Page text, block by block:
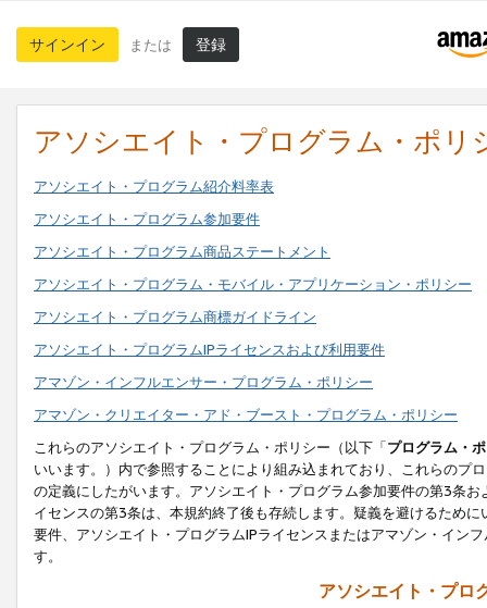
サインイン または 登録
アソシエイト・プログラム・ポリ
アソシエイト・プログラム紹介料率表
アソシエイト・プログラム参加要件
アソシエイト・プログラム商品ステートメント
アソシエイト・プログラム・モバイル・アプリケーション・ポリシー
アソシエイト・プログラム商標ガイドライン
アソシエイト・プログラムIPライセンスおよび利用要件
アマゾン・インフルエンサー・プログラム・ポリシー
アマゾン・クリエイター・アド・ブースト・プログラム・ポリシー
これらのアソシエイト・プログラム・ポリシー（以下「プログラム・
いいます。）内で参照することにより組み込まれており、これらのプ
の定義にしたがいます。アソシエイト・プログラム参加要件の第3条
イセンスの第3条は、本規約終了後も存続します。疑義を避けるため
要件、アソシエイト・プログラムIPライセンスまたはアマゾン・イン
す。
アソシエイト・プロ